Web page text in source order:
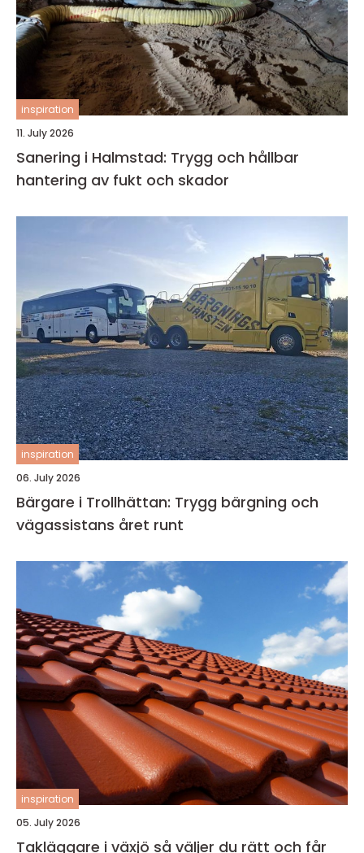
inspiration
11. July 2026
Sanering i Halmstad: Trygg och hållbar
hantering av fukt och skador
inspiration
06. July 2026
Bärgare i Trollhättan: Trygg bärgning och
vägassistans året runt
inspiration
05. July 2026
Takläggare i växjö så väljer du rätt och får